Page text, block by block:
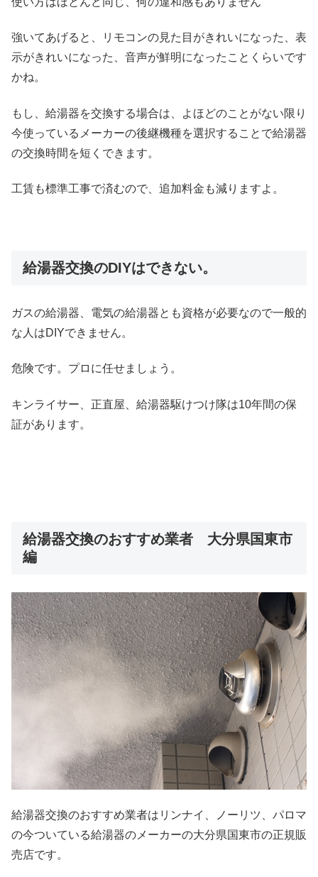
強いてあげると、リモコンの見た目がきれいになった、表
示がきれいになった、音声が鮮明になったことくらいです
かね。
もし、給湯器を交換する場合は、よほどのことがない限り
今使っているメーカーの後継機種を選択することで給湯器
の交換時間を短くできます。
工賃も標準工事で済むので、追加料金も減りますよ。
給湯器交換のDIYはできない。
ガスの給湯器、電気の給湯器とも資格が必要なので一般的
な人はDIYできません。
危険です。プロに任せましょう。
キンライサー、正直屋、給湯器駆けつけ隊は10年間の保
証があります。
給湯器交換のおすすめ業者 大分県国東市
編
給湯器交換のおすすめ業者はリンナイ、ノーリツ、パロマ
の今ついている給湯器のメーカーの大分県国東市の正規販
売店です。